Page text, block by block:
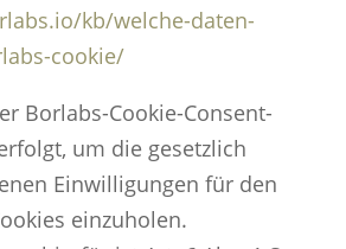
kb/welche-daten-
cookie/
Borlabs-Cookie-Consent-
um die gesetzlich
Einwilligungen für den
einzuholen.